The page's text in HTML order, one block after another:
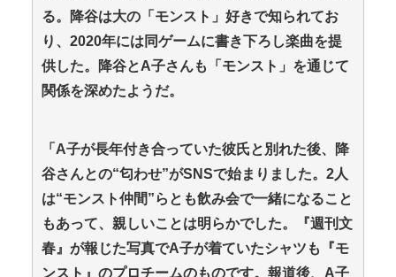
る。降谷は大の「モンスト」好きで知られてお
り、2020年には同ゲームに書き下ろし楽曲を提
供した。降谷とA子さんも「モンスト」を通じて
関係を深めたようだ。
「A子が長年付き合っていた彼氏と別れた後、降
谷さんとの“匂わせ”がSNSで始まりました。2人
は“モンスト仲間”らとも飲み会で一緒になること
もあって、親しいことは明らかでした。『週刊文
春』が報じた写真でA子が着ていたシャツも『モ
ンスト』のプロチームのものです。報道後、A子